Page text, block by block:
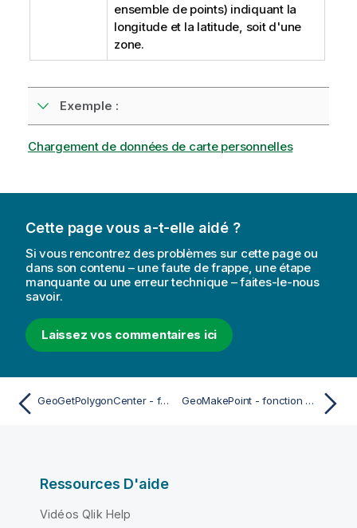
ensemble de points) indiquant la
longitude et la latitude, soit d'une
zone.
Exemple :
Chargement de données de carte personnelles
Cette page vous a-t-elle aidé ?
Si vous rencontrez des problèmes sur cette page ou
dans son contenu – une faute de frappe, une étape
manquante ou une erreur technique – faites-le-nous
savoir.
Laissez vos commentaires ici
GeoGetPolygonCenter - fonction de script et fonction de graphique GeoMakePoint - fonction de script et fonction de graphique
Ressources D'aide
Vidéos Qlik Help